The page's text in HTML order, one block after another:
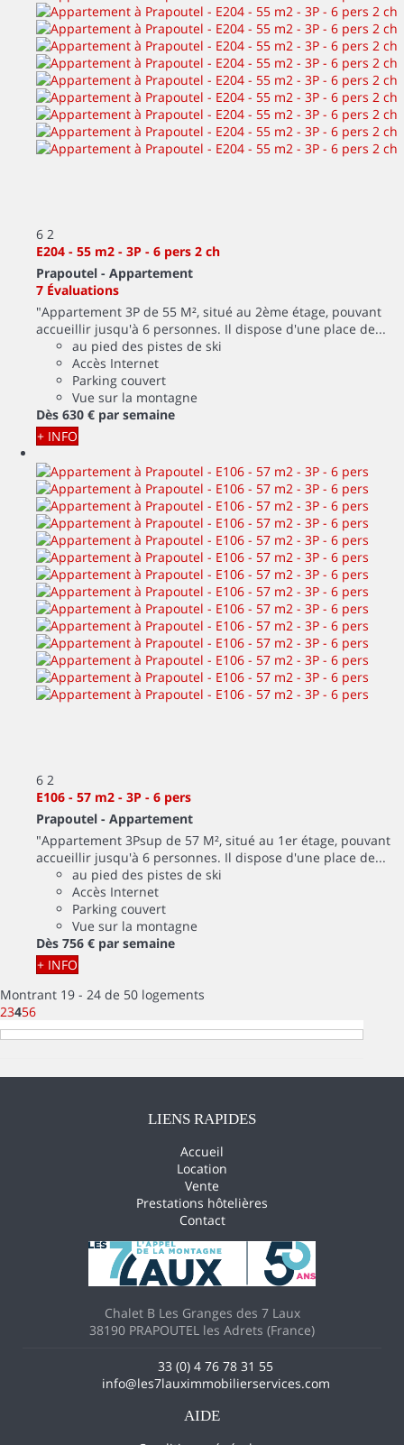
6 2
E204 - 55 m2 - 3P - 6 pers 2 ch
Prapoutel - Appartement
7 Évaluations
"Appartement 3P de 55 M², situé au 2ème étage, pouvant
accueillir jusqu'à 6 personnes. Il dispose d'une place de...
au pied des pistes de ski
Accès Internet
Parking couvert
Vue sur la montagne
Dès 630 € par semaine
+ INFO
6 2
E106 - 57 m2 - 3P - 6 pers
Prapoutel - Appartement
"Appartement 3Psup de 57 M², situé au 1er étage, pouvant
accueillir jusqu'à 6 personnes. Il dispose d'une place de...
au pied des pistes de ski
Accès Internet
Parking couvert
Vue sur la montagne
Dès 756 € par semaine
+ INFO
Montrant 19 - 24 de 50 logements
23456
LIENS RAPIDES
Accueil
Location
Vente
Prestations hôtelières
Contact
Chalet B Les Granges des 7 Laux
38190 PRAPOUTEL les Adrets (France)
33 (0) 4 76 78 31 55
info@les7lauximmobilierservices.com
AIDE